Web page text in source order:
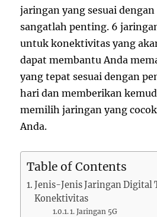
jaringan yang sesuai
sangatlah penting. 6
untuk konektivitas yang
dapat membantu Anda
yang tepat sesuai dengan
hari dan memberikan
memilih jaringan yang
Anda.
Table of Contents
Jenis-Jenis Jaringan Digital
Konektivitas
1. Jaringan 5G